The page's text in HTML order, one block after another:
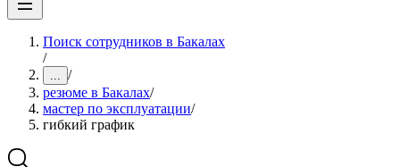
Поиск сотрудников в Бакалах
/
... /
резюме в Бакалах/
мастер по эксплуатации/
гибкий график